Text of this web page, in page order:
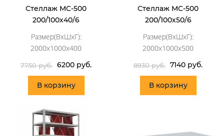
Стеллаж MC-500
200/100х40/6
Размер(ВхШхГ):
2000х1000х400
7750 руб. 6200 руб.
В корзину
Стеллаж MC-500
200/100х50/6
Размер(ВхШхГ):
2000х1000х500
8930 руб. 7140 руб.
В корзину